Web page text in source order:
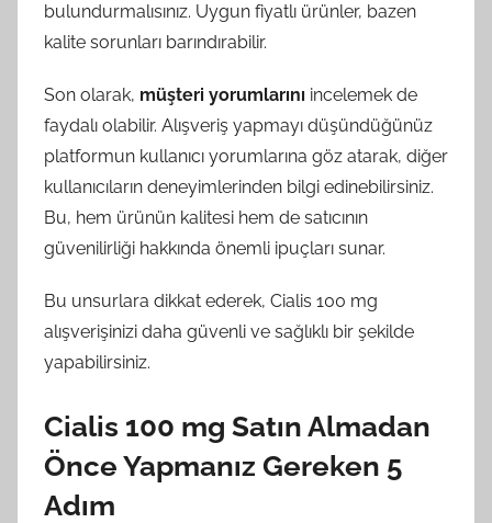
bulundurmalısınız. Uygun fiyatlı ürünler, bazen
kalite sorunları barındırabilir.
Son olarak, müşteri yorumlarını incelemek de
faydalı olabilir. Alışveriş yapmayı düşündüğünüz
platformun kullanıcı yorumlarına göz atarak, diğer
kullanıcıların deneyimlerinden bilgi edinebilirsiniz.
Bu, hem ürünün kalitesi hem de satıcının
güvenilirliği hakkında önemli ipuçları sunar.
Bu unsurlara dikkat ederek, Cialis 100 mg
alışverişinizi daha güvenli ve sağlıklı bir şekilde
yapabilirsiniz.
Cialis 100 mg Satın Almadan
Önce Yapmanız Gereken 5
Adım